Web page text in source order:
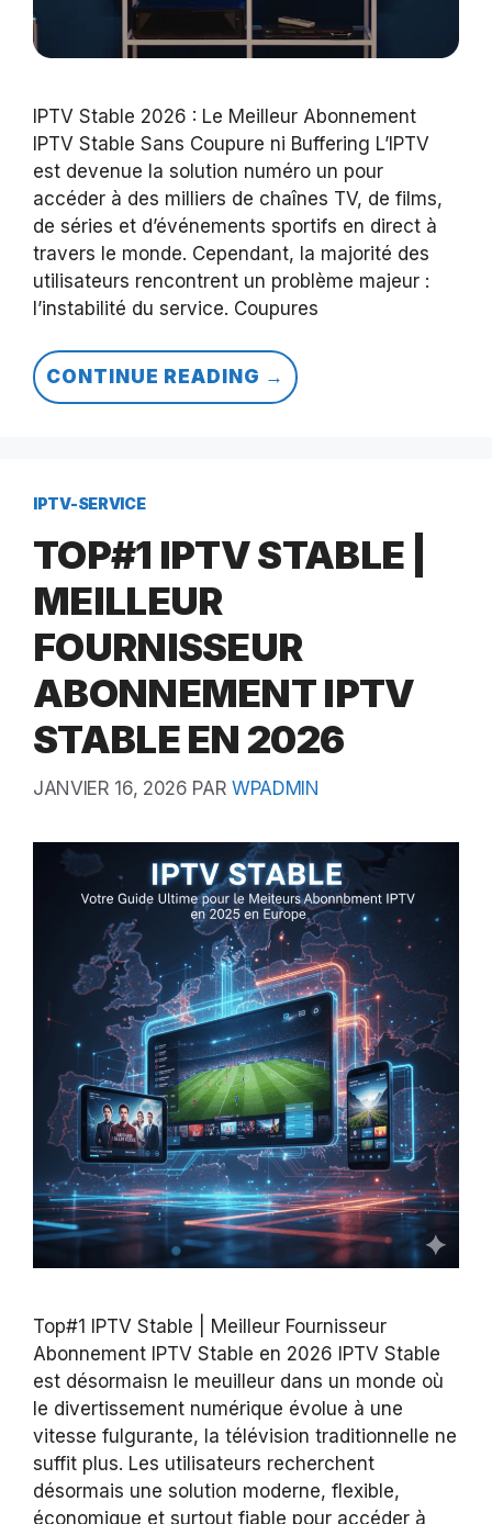
IPTV Stable 2026 : Le Meilleur Abonnement
IPTV Stable Sans Coupure ni Buffering L’IPTV
est devenue la solution numéro un pour
accéder à des milliers de chaînes TV, de films,
de séries et d’événements sportifs en direct à
travers le monde. Cependant, la majorité des
utilisateurs rencontrent un problème majeur :
l’instabilité du service. Coupures
CONTINUE READING →
IPTV-SERVICE
TOP#1 IPTV STABLE |
MEILLEUR
FOURNISSEUR
ABONNEMENT IPTV
STABLE EN 2026
JANVIER 16, 2026 PAR WPADMIN
Top#1 IPTV Stable | Meilleur Fournisseur
Abonnement IPTV Stable en 2026 IPTV Stable
est désormaisn le meuilleur dans un monde où
le divertissement numérique évolue à une
vitesse fulgurante, la télévision traditionnelle ne
suffit plus. Les utilisateurs recherchent
désormais une solution moderne, flexible,
économique et surtout fiable pour accéder à